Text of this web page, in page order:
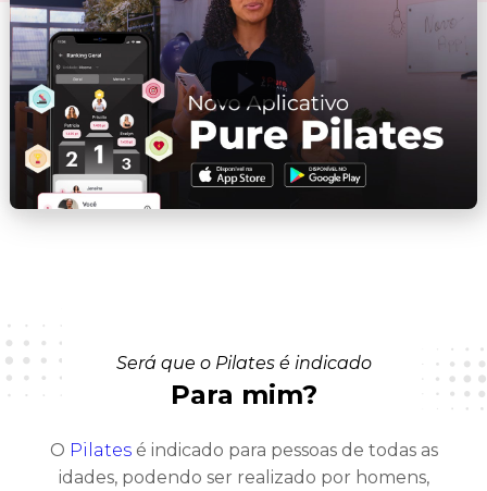
Será que o Pilates é indicado
Para mim?
O Pilatesé indicado para pessoas de todas as
idades, podendo ser realizado por homens,